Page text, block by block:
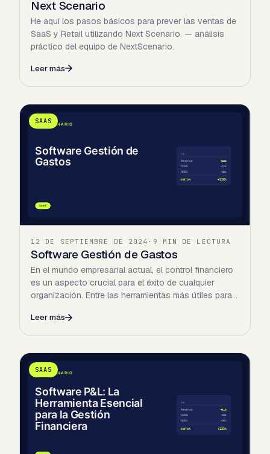
Next Scenario
He aquí los pasos básicos para prever las ventas de
SaaS y Retail utilizando Next Scenario. — análisis
práctico del equipo de NextScenario.
Leer más
SAAS
12 DE SEPTIEMBRE DE 2024 · 9 MIN DE LECTURA
Software Gestión de Gastos
En el mundo empresarial actual, el control financiero
es un aspecto crucial para el éxito de cualquier
organización. Entre las herramientas más útiles para…
Leer más
SAAS